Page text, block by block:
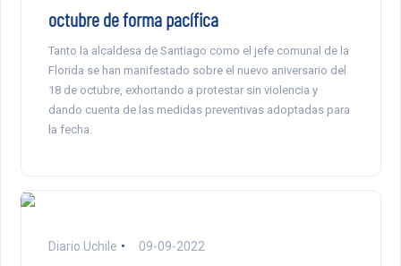
octubre de forma pacífica
Tanto la alcaldesa de Santiago como el jefe comunal de la
Florida se han manifestado sobre el nuevo aniversario del
18 de octubre, exhortando a protestar sin violencia y
dando cuenta de las medidas preventivas adoptadas para
la fecha.
Diario Uchile 09-09-2022